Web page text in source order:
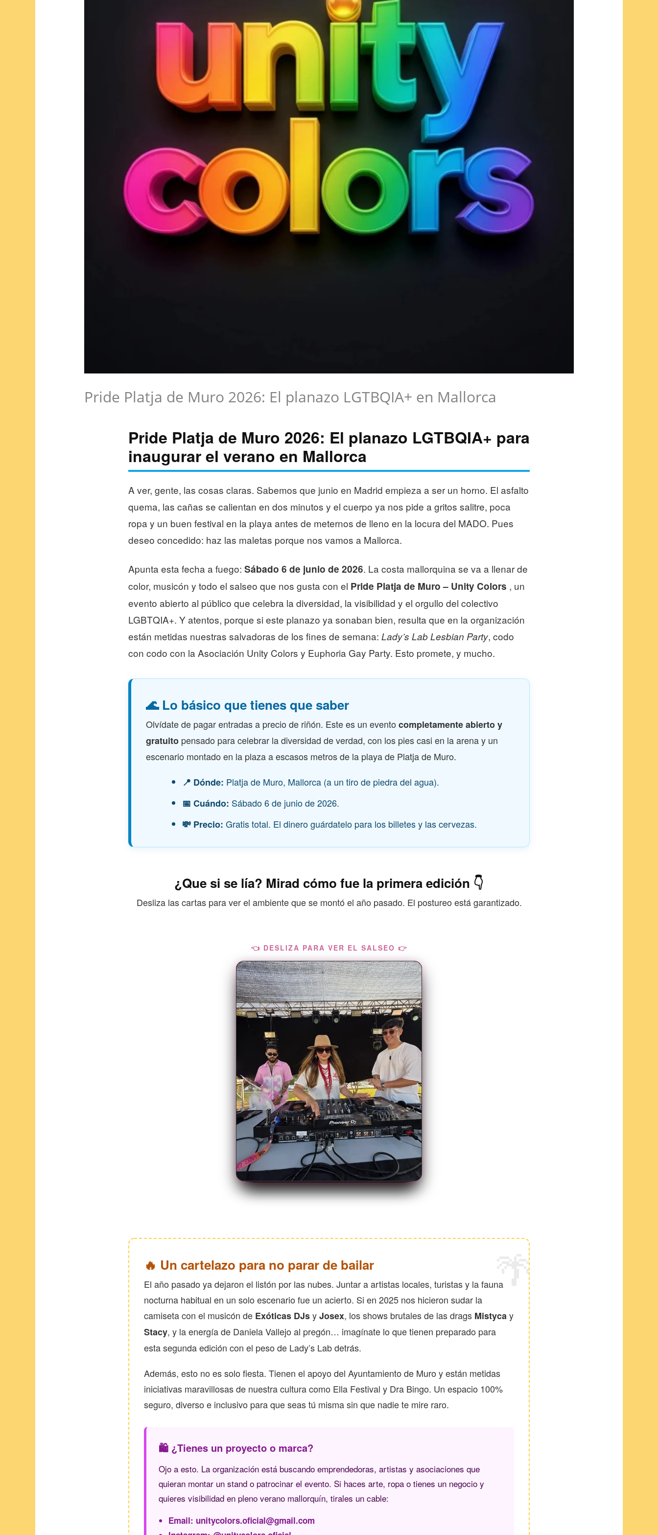
Pride Platja de Muro 2026: El planazo LGTBQIA+ en Mallorca
Pride Platja de Muro 2026: El planazo LGTBQIA+ para
inaugurar el verano en Mallorca
A ver, gente, las cosas claras. Sabemos que junio en Madrid empieza a ser un horno. El asfalto
quema, las cañas se calientan en dos minutos y el cuerpo ya nos pide a gritos salitre, poca
ropa y un buen festival en la playa antes de meternos de lleno en la locura del MADO. Pues
deseo concedido: haz las maletas porque nos vamos a Mallorca.
Apunta esta fecha a fuego: Sábado 6 de junio de 2026. La costa mallorquina se va a llenar de
color, musicón y todo el salseo que nos gusta con el Pride Platja de Muro – Unity Colors , un
evento abierto al público que celebra la diversidad, la visibilidad y el orgullo del colectivo
LGBTQIA+. Y atentos, porque si este planazo ya sonaban bien, resulta que en la organización
están metidas nuestras salvadoras de los fines de semana: Lady’s Lab Lesbian Party, codo
con codo con la Asociación Unity Colors y Euphoria Gay Party. Esto promete, y mucho.
🌊 Lo básico que tienes que saber
Olvídate de pagar entradas a precio de riñón. Este es un evento completamente abierto y
gratuito pensado para celebrar la diversidad de verdad, con los pies casi en la arena y un
escenario montado en la plaza a escasos metros de la playa de Platja de Muro.
📍 Dónde: Platja de Muro, Mallorca (a un tiro de piedra del agua).
📅 Cuándo: Sábado 6 de junio de 2026.
💸 Precio: Gratis total. El dinero guárdatelo para los billetes y las cervezas.
¿Que si se lía? Mirad cómo fue la primera edición 👇
Desliza las cartas para ver el ambiente que se montó el año pasado. El postureo está garantizado.
👈 DESLIZA PARA VER EL SALSEO 👉
¿Se acabó el salseo?
¿Quieres organizarte e ir con más gente a la
fiesta? Únete a la tribu, y organizamos el viaje
para crear un grupito majo antes de ir.
ENTRAR AL CLUB 👩‍❤️‍👩​
VENGA, DÉJAME COTILLEAR LAS
FOTOS OTRA VEZ
🌴
🔥 Un cartelazo para no parar de bailar
El año pasado ya dejaron el listón por las nubes. Juntar a artistas locales, turistas y la fauna
nocturna habitual en un solo escenario fue un acierto. Si en 2025 nos hicieron sudar la
camiseta con el musicón de Exóticas DJsyJosex, los shows brutales de las drags Mistycay
Stacy, y la energía de Daniela Vallejo al pregón… imagínate lo que tienen preparado para
esta segunda edición con el peso de Lady’s Lab detrás.
Además, esto no es solo fiesta. Tienen el apoyo del Ayuntamiento de Muro y están metidas
iniciativas maravillosas de nuestra cultura como Ella Festival y Dra Bingo. Un espacio 100%
seguro, diverso e inclusivo para que seas tú misma sin que nadie te mire raro.
🛍️ ¿Tienes un proyecto o marca?
Ojo a esto. La organización está buscando emprendedoras, artistas y asociaciones que
quieran montar un stand o patrocinar el evento. Si haces arte, ropa o tienes un negocio y
quieres visibilidad en pleno verano mallorquín, tirales un cable:
Email: unitycolors.oficial@gmail.com